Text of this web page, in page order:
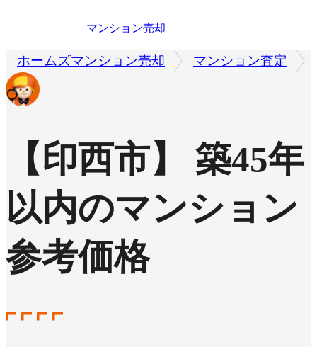
マンション売却
ホームズマンション売却 マンション査定
【印西市】 築45年
以内のマンション
参考価格